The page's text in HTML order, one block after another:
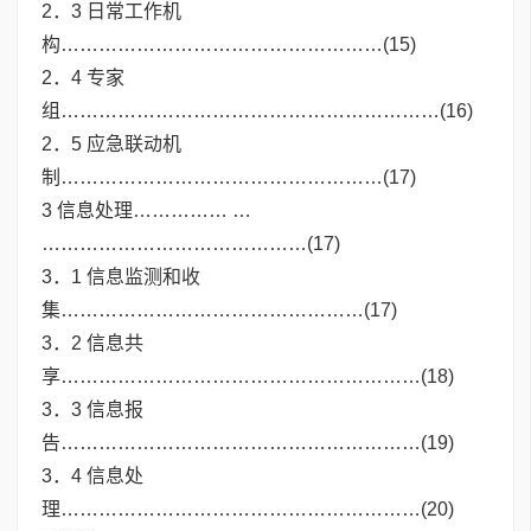
2．3 日常工作机
构……………………………………………(15)
2．4 专家
组……………………………………………………(16)
2．5 应急联动机
制……………………………………………(17)
3 信息处理…………… …
……………………………………(17)
3．1 信息监测和收
集…………………………………………(17)
3．2 信息共
享…………………………………………………(18)
3．3 信息报
告…………………………………………………(19)
3．4 信息处
理…………………………………………………(20)